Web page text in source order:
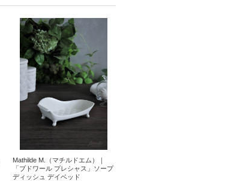
Mathilde M.（マチルドエム）｜
「ブドワール プレシャス」ソープ
ディッシュ デイベッド